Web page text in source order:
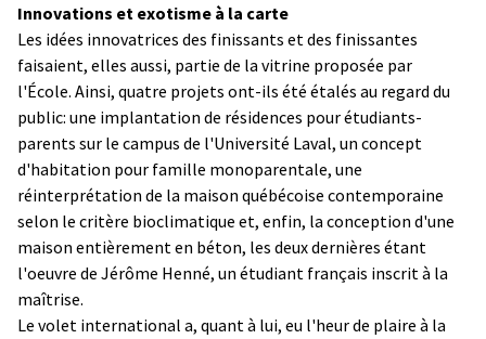
Innovations et exotisme à la carte
Les idées innovatrices des finissants et des finissantes
faisaient, elles aussi, partie de la vitrine proposée par
l'École. Ainsi, quatre projets ont-ils été étalés au regard du
public: une implantation de résidences pour étudiants-
parents sur le campus de l'Université Laval, un concept
d'habitation pour famille monoparentale, une
réinterprétation de la maison québécoise contemporaine
selon le critère bioclimatique et, enfin, la conception d'une
maison entièrement en béton, les deux dernières étant
l'oeuvre de Jérôme Henné, un étudiant français inscrit à la
maîtrise.
Le volet international a, quant à lui, eu l'heur de plaire à la